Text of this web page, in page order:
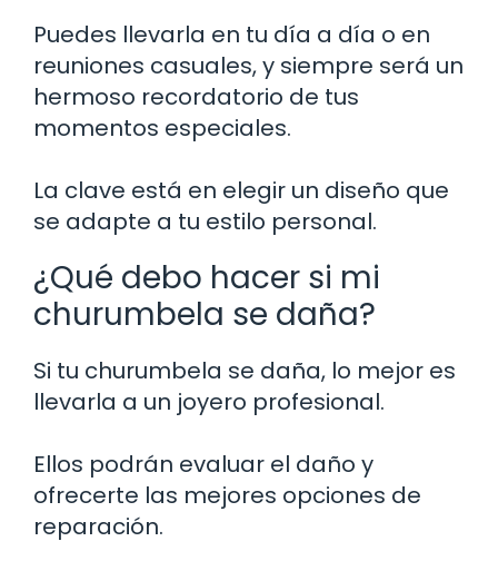
Puedes llevarla en tu día a día o en
reuniones casuales, y siempre será un
hermoso recordatorio de tus
momentos especiales.
La clave está en elegir un diseño que
se adapte a tu estilo personal.
¿Qué debo hacer si mi
churumbela se daña?
Si tu churumbela se daña, lo mejor es
llevarla a un joyero profesional.
Ellos podrán evaluar el daño y
ofrecerte las mejores opciones de
reparación.